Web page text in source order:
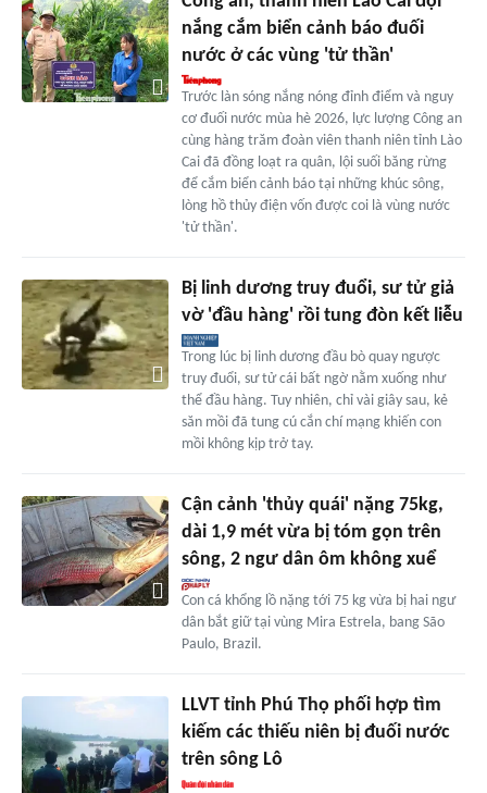
nắng cắm biển cảnh báo đuối
nước ở các vùng 'tử thần'
Trước làn sóng nắng nóng đỉnh điểm và nguy
cơ đuối nước mùa hè 2026, lực lượng Công an
cùng hàng trăm đoàn viên thanh niên tỉnh Lào
Cai đã đồng loạt ra quân, lội suối băng rừng
để cắm biển cảnh báo tại những khúc sông,
lòng hồ thủy điện vốn được coi là vùng nước
'tử thần'.
Bị linh dương truy đuổi, sư tử giả
vờ 'đầu hàng' rồi tung đòn kết liễu
Trong lúc bị linh dương đầu bò quay ngược
truy đuổi, sư tử cái bất ngờ nằm xuống như
thể đầu hàng. Tuy nhiên, chỉ vài giây sau, kẻ
săn mồi đã tung cú cắn chí mạng khiến con
mồi không kịp trở tay.
Cận cảnh 'thủy quái' nặng 75kg,
dài 1,9 mét vừa bị tóm gọn trên
sông, 2 ngư dân ôm không xuể
Con cá khổng lồ nặng tới 75 kg vừa bị hai ngư
dân bắt giữ tại vùng Mira Estrela, bang São
Paulo, Brazil.
LLVT tỉnh Phú Thọ phối hợp tìm
kiếm các thiếu niên bị đuối nước
trên sông Lô